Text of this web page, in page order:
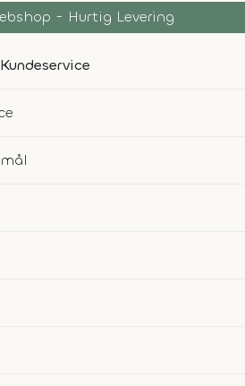
- Hurtig Levering
Kundeservice